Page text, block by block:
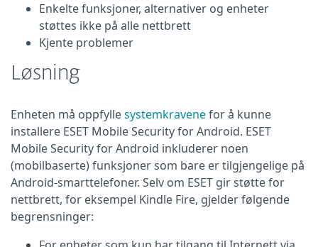
Enkelte funksjoner, alternativer og enheter
støttes ikke på alle nettbrett
Kjente problemer
Løsning
Enheten må oppfyllesystemkravenefor å kunne
installere ESET Mobile Security for Android. ESET
Mobile Security for Android inkluderer noen
(mobilbaserte) funksjoner som bare er tilgjengelige på
Android-smarttelefoner. Selv om ESET gir støtte for
nettbrett, for eksempel Kindle Fire, gjelder følgende
begrensninger: